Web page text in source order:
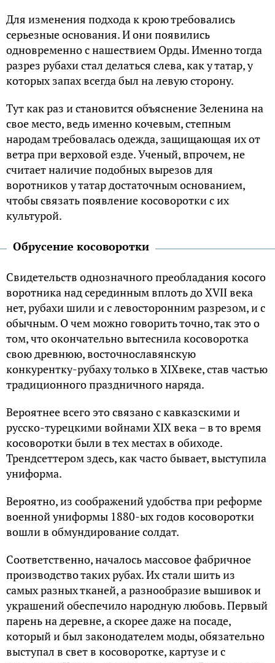
Для изменения подхода к крою требовались
серьезные основания. И они появились
одновременно с нашествием Орды. Именно тогда
разрез рубахи стал делаться слева, как у татар, у
которых запах всегда был на левую сторону.
Тут как раз и становится объяснение Зеленина на
свое место, ведь именно кочевым, степным
народам требовалась одежда, защищающая их от
ветра при верховой езде. Ученый, впрочем, не
считает наличие подобных вырезов для
воротников у татар достаточным основанием,
чтобы связать появление косоворотки с их
культурой.
Обрусение косоворотки
Свидетельств однозначного преобладания косого
воротника над серединным вплоть до XVII века
нет, рубахи шили и с левосторонним разрезом, и с
обычным. О чем можно говорить точно, так это о
том, что окончательно вытеснила косоворотка
свою древнюю, восточнославянскую
конкурентку-рубаху только в XIXвеке, став частью
традиционного праздничного наряда.
Вероятнее всего это связано с кавказскими и
русско-турецкими войнами XIX века – в то время
косоворотки были в тех местах в обиходе.
Трендсеттером здесь, как часто бывает, выступила
униформа.
Вероятно, из соображений удобства при реформе
военной униформы 1880-ых годов косоворотки
вошли в обмундирование солдат.
Соответственно, началось массовое фабричное
производство таких рубах. Их стали шить из
самых разных тканей, а разнообразие вышивок и
украшений обеспечило народную любовь. Первый
парень на деревне, а скорее даже на посаде,
который и был законодателем моды, обязательно
выступал в свет в косоворотке, картузе и с